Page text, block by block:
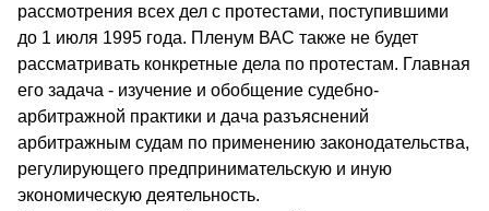
рассмотрения всех дел с протестами, поступившими
до 1 июля 1995 года. Пленум ВАС также не будет
рассматривать конкретные дела по протестам. Главная
его задача - изучение и обобщение судебно-
арбитражной практики и дача разъяснений
арбитражным судам по применению законодательства,
регулирующего предпринимательскую и иную
экономическую деятельность.